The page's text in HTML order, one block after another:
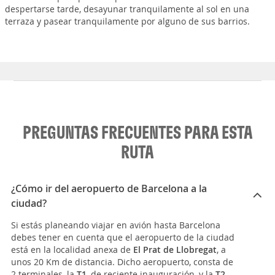
despertarse tarde, desayunar tranquilamente al sol en una
terraza y pasear tranquilamente por alguno de sus barrios.
PREGUNTAS FRECUENTES PARA ESTA
RUTA
¿Cómo ir del aeropuerto de Barcelona a la
ciudad?
Si estás planeando viajar en avión hasta Barcelona
debes tener en cuenta que el aeropuerto de la ciudad
está en la localidad anexa de El Prat de Llobregat, a
unos 20 Km de distancia. Dicho aeropuerto, consta de